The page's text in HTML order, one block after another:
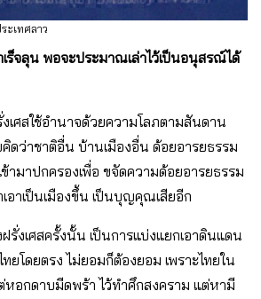
ะเทศลาว
เร็จลุน พอจะประมาณเล่าไว้เป็นอนุสรณ์ได้
เศสใช้อํานาจด้วยความโลภตามสันดาน
ดว่าชาติอื่น บ้านเมืองอื่น ด้อยอารยธรรม
ามาปกครองเพื่อ ขจัดความด้อยอารยธรรม
อาเป็นเมืองขึ้น เป็นบุญคุณเสียอีก
รั่งเศสครั้งนั้น เป็นการแบ่งแยกเอาดินแดน
ยโดยตรง ไม่ยอมก็ต้องยอม เพราะไทยใน
อกดาบมีดพร้า ไว้ทําศึกสงคราม แต่หามี